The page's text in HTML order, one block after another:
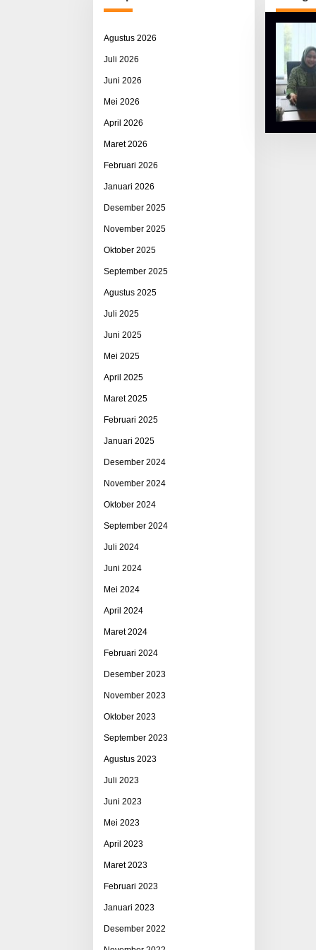
Agustus 2026
Juli 2026
Juni 2026
Mei 2026
April 2026
Maret 2026
Februari 2026
Januari 2026
Desember 2025
November 2025
Oktober 2025
September 2025
Agustus 2025
Juli 2025
Juni 2025
Mei 2025
April 2025
Maret 2025
Februari 2025
Januari 2025
Desember 2024
November 2024
Oktober 2024
September 2024
Juli 2024
Juni 2024
Mei 2024
April 2024
Maret 2024
Februari 2024
Desember 2023
November 2023
Oktober 2023
September 2023
Agustus 2023
Juli 2023
Juni 2023
Mei 2023
April 2023
Maret 2023
Februari 2023
Januari 2023
Desember 2022